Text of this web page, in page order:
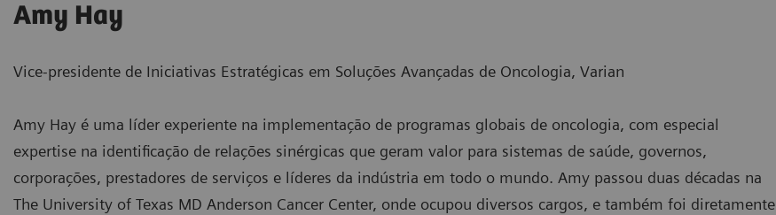
Amy Hay
Vice-presidente de Iniciativas Estratégicas em Soluções Avançadas de Oncologia, Varian
Amy Hay é uma líder experiente na implementação de programas globais de oncologia, com especial
expertise na identificação de relações sinérgicas que geram valor para sistemas de saúde, governos,
corporações, prestadores de serviços e líderes da indústria em todo o mundo. Amy passou duas décadas na
The University of Texas MD Anderson Cancer Center, onde ocupou diversos cargos, e também foi diretamente